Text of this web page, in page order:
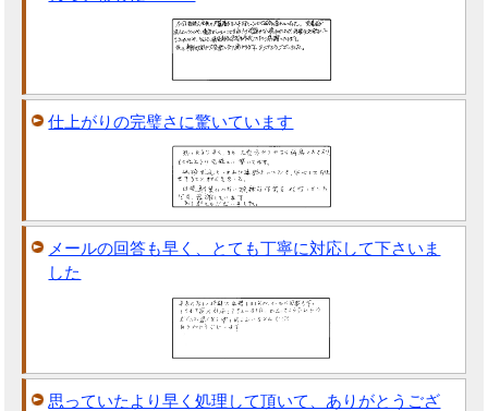
仕上がりの完璧さに驚いています
メールの回答も早く、とても丁寧に対応して下さいま
した
思っていたより早く処理して頂いて、ありがとうござ